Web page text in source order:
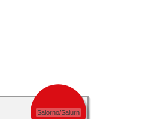
Salorno/Salurn